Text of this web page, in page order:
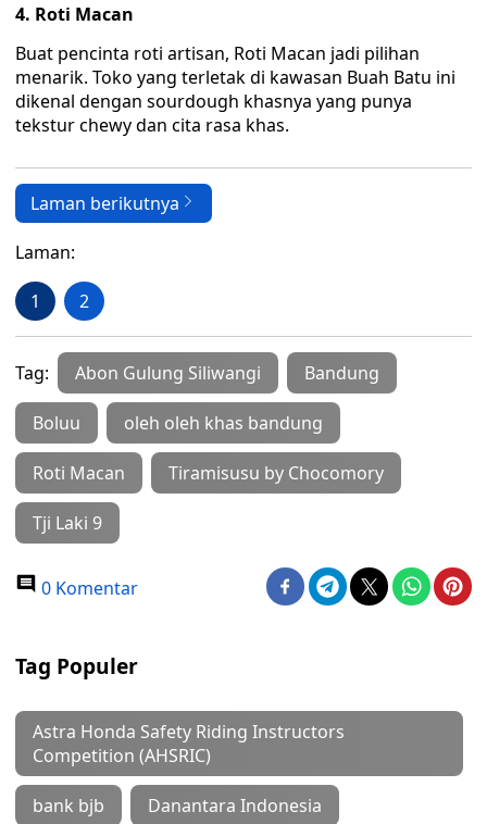
4. Roti Macan
Buat pencinta roti artisan, Roti Macan jadi pilihan
menarik. Toko yang terletak di kawasan Buah Batu ini
dikenal dengan sourdough khasnya yang punya
tekstur chewy dan cita rasa khas.
Laman berikutnya
Laman:
1 2
Tag: Abon Gulung Siliwangi Bandung
Boluu oleh oleh khas bandung
Roti Macan Tiramisusu by Chocomory
Tji Laki 9
0 Komentar
Tag Populer
Astra Honda Safety Riding Instructors
Competition (AHSRIC)
bank bjb Danantara Indonesia